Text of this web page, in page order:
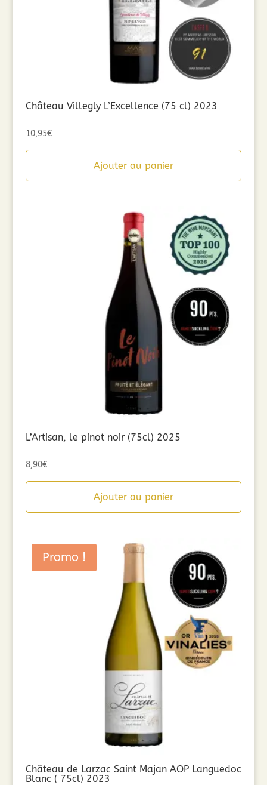
Château Villegly L’Excellence (75 cl) 2023
10,95€
Ajouter au panier
L’Artisan, le pinot noir (75cl) 2025
8,90€
Ajouter au panier
Promo !
Château de Larzac Saint Majan AOP Languedoc
Blanc ( 75cl) 2023